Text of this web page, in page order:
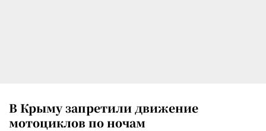
В Крыму запретили движение
мотоциклов по ночам